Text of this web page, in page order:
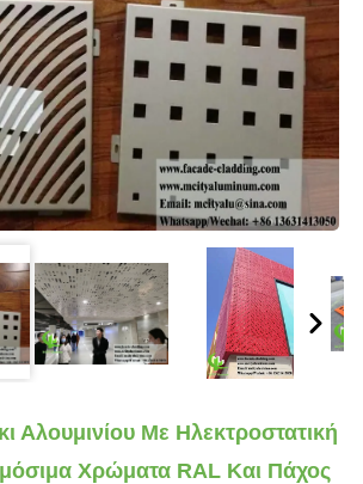
Αλουμινίου Με Ηλεκτροστατική
Χρώματα RAL Και Πάχος